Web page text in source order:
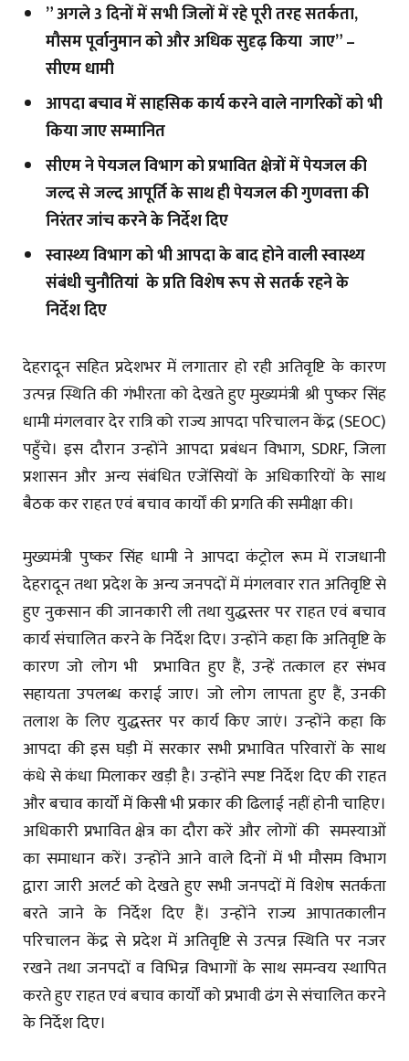
” अगले 3 दिनों में सभी जिलों में रहे पूरी तरह सतर्कता,
मौसम पूर्वानुमान को और अधिक सुदृढ़ किया जाए” –
सीएम धामी
आपदा बचाव में साहसिक कार्य करने वाले नागरिकों को भी
किया जाए सम्मानित
सीएम ने पेयजल विभाग को प्रभावित क्षेत्रों में पेयजल की
जल्द से जल्द आपूर्ति के साथ ही पेयजल की गुणवत्ता की
निरंतर जांच करने के निर्देश दिए
स्वास्थ्य विभाग को भी आपदा के बाद होने वाली स्वास्थ्य
संबंधी चुनौतियां के प्रति विशेष रूप से सतर्क रहने के
निर्देश दिए
देहरादून सहित प्रदेशभर में लगातार हो रही अतिवृष्टि के कारण
उत्पन्न स्थिति की गंभीरता को देखते हुए मुख्यमंत्री श्री पुष्कर सिंह
धामी मंगलवार देर रात्रि को राज्य आपदा परिचालन केंद्र (SEOC)
पहुँचे। इस दौरान उन्होंने आपदा प्रबंधन विभाग, SDRF, जिला
प्रशासन और अन्य संबंधित एजेंसियों के अधिकारियों के साथ
बैठक कर राहत एवं बचाव कार्यों की प्रगति की समीक्षा की।
मुख्यमंत्री पुष्कर सिंह धामी ने आपदा कंट्रोल रूम में राजधानी
देहरादून तथा प्रदेश के अन्य जनपदों में मंगलवार रात अतिवृष्टि से
हुए नुकसान की जानकारी ली तथा युद्धस्तर पर राहत एवं बचाव
कार्य संचालित करने के निर्देश दिए। उन्होंने कहा कि अतिवृष्टि के
कारण जो लोग भी प्रभावित हुए हैं, उन्हें तत्काल हर संभव
सहायता उपलब्ध कराई जाए। जो लोग लापता हुए हैं, उनकी
तलाश के लिए युद्धस्तर पर कार्य किए जाएं। उन्होंने कहा कि
आपदा की इस घड़ी में सरकार सभी प्रभावित परिवारों के साथ
कंधे से कंधा मिलाकर खड़ी है। उन्होंने स्पष्ट निर्देश दिए की राहत
और बचाव कार्यों में किसी भी प्रकार की ढिलाई नहीं होनी चाहिए।
अधिकारी प्रभावित क्षेत्र का दौरा करें और लोगों की समस्याओं
का समाधान करें। उन्होंने आने वाले दिनों में भी मौसम विभाग
द्वारा जारी अलर्ट को देखते हुए सभी जनपदों में विशेष सतर्कता
बरते जाने के निर्देश दिए हैं। उन्होंने राज्य आपातकालीन
परिचालन केंद्र से प्रदेश में अतिवृष्टि से उत्पन्न स्थिति पर नजर
रखने तथा जनपदों व विभिन्न विभागों के साथ समन्वय स्थापित
करते हुए राहत एवं बचाव कार्यों को प्रभावी ढंग से संचालित करने
के निर्देश दिए।